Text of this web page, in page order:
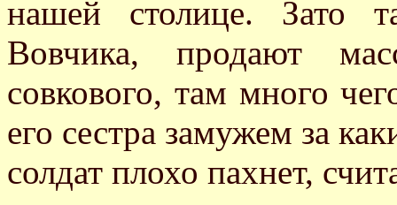
нашей столице. Зато
Вовчика, продают
совкового, там много
его сестра замужем за
солдат плохо пахнет,